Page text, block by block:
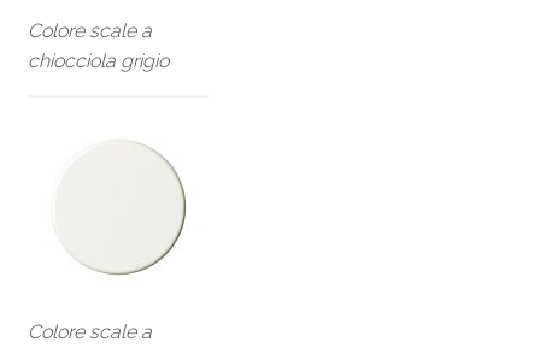
Colore scale a
chiocciola grigio
Colore scale a